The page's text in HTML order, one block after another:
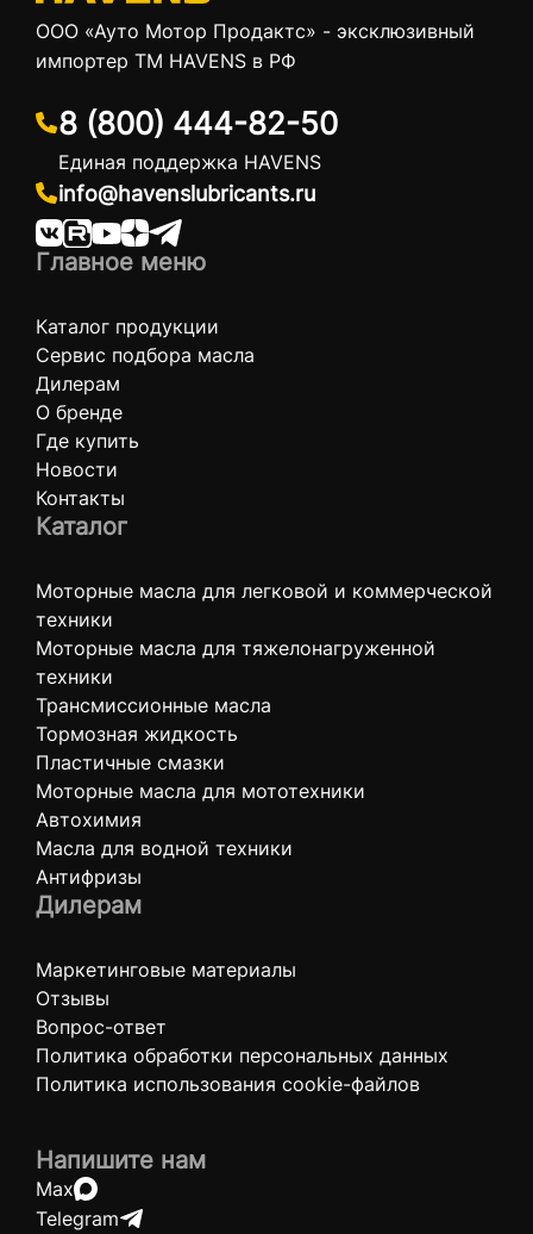
ООО «Ауто Мотор Продактс» - эксклюзивный
импортер ТМ HAVENS в РФ
8 (800) 444-82-50
Единая поддержка HAVENS
info@havenslubricants.ru
Главное меню
Каталог продукции
Сервис подбора масла
Дилерам
О бренде
Где купить
Новости
Контакты
Каталог
Моторные масла для легковой и коммерческой
техники
Моторные масла для тяжелонагруженной
техники
Трансмиссионные масла
Тормозная жидкость
Пластичные смазки
Моторные масла для мототехники
Автохимия
Масла для водной техники
Антифризы
Дилерам
Маркетинговые материалы
Отзывы
Вопрос-ответ
Политика обработки персональных данных
Политика использования cookie-файлов
Напишите нам
Max
Telegram